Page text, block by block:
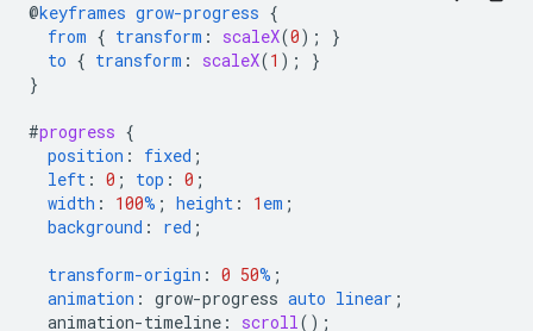
@keyframes grow-progress {
from { transform : scaleX(0);
}
to { transform : scaleX(1 );
}
}
#progress {
position : fixed ;
left : 0 ; top : 0 ;
width : 100% ; height : 1 em ;
background : red ;
transform-origin : 0 50% ;
animation : grow-progress auto linear ;
animation-timeline : scroll();